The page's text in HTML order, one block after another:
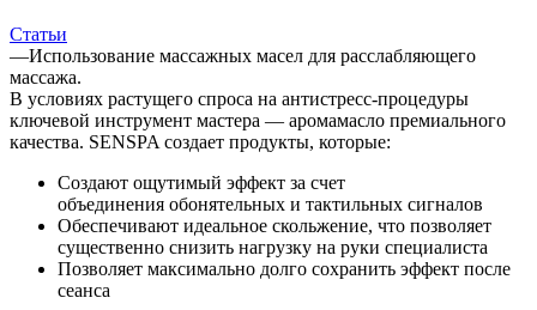
Статьи
—Использование массажных масел для расслабляющего
массажа.
В условиях растущего спроса на антистресс-процедуры
ключевой инструмент мастера — аромамасло премиального
качества. SENSPA создает продукты, которые:
Создают ощутимый эффект за счет
объединения обонятельных и тактильных сигналов
Обеспечивают идеальное скольжение, что позволяет
существенно снизить нагрузку на руки специалиста
Позволяет максимально долго сохранить эффект после
сеанса